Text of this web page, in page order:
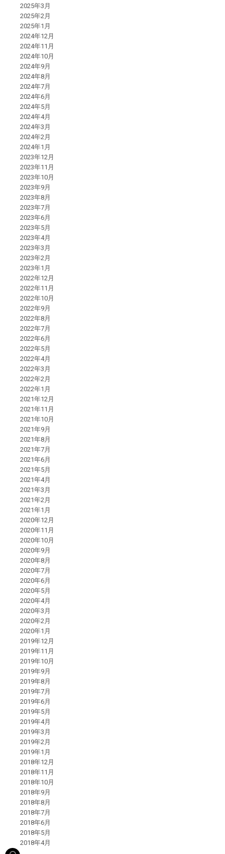
2025年3月
2025年2月
2025年1月
2024年12月
2024年11月
2024年10月
2024年9月
2024年8月
2024年7月
2024年6月
2024年5月
2024年4月
2024年3月
2024年2月
2024年1月
2023年12月
2023年11月
2023年10月
2023年9月
2023年8月
2023年7月
2023年6月
2023年5月
2023年4月
2023年3月
2023年2月
2023年1月
2022年12月
2022年11月
2022年10月
2022年9月
2022年8月
2022年7月
2022年6月
2022年5月
2022年4月
2022年3月
2022年2月
2022年1月
2021年12月
2021年11月
2021年10月
2021年9月
2021年8月
2021年7月
2021年6月
2021年5月
2021年4月
2021年3月
2021年2月
2021年1月
2020年12月
2020年11月
2020年10月
2020年9月
2020年8月
2020年7月
2020年6月
2020年5月
2020年4月
2020年3月
2020年2月
2020年1月
2019年12月
2019年11月
2019年10月
2019年9月
2019年8月
2019年7月
2019年6月
2019年5月
2019年4月
2019年3月
2019年2月
2019年1月
2018年12月
2018年11月
2018年10月
2018年9月
2018年8月
2018年7月
2018年6月
2018年5月
2018年4月